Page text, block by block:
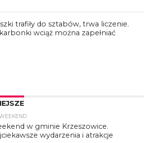
trafiły do sztabów, trwa liczenie.
wciąż można zapełniać
w gminie Krzeszowice.
wydarzenia i atrakcje